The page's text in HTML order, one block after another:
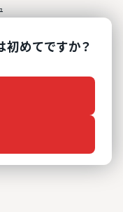
初めてですか？